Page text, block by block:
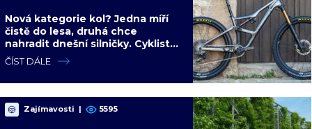
Nová kategorie kol? Jedna míří
čistě do lesa, druhá chce
nahradit dnešní silničky. Cyklisté
mají rozporuplné názory
ČÍST DÁLE
Zajímavosti | 5595